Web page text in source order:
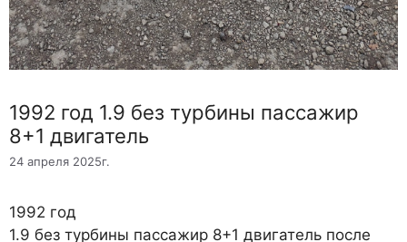
1992 год 1.9 без турбины пассажир
8+1 двигатель
24 апреля 2025г.
1992 год
1.9 без турбины пассажир 8+1 двигатель после